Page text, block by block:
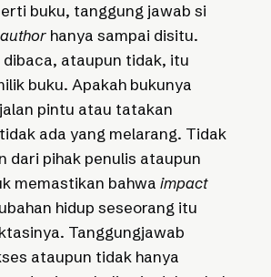
buku, tanggung jawab si
author hanya sampai disitu.
dibaca, ataupun tidak, itu
buku. Apakah bukunya
pintu atau tatakan
ada yang melarang. Tidak
dari pihak penulis ataupun
memastikan bahwa impact
hidup seseorang itu
Tanggungjawab
ataupun tidak hanya